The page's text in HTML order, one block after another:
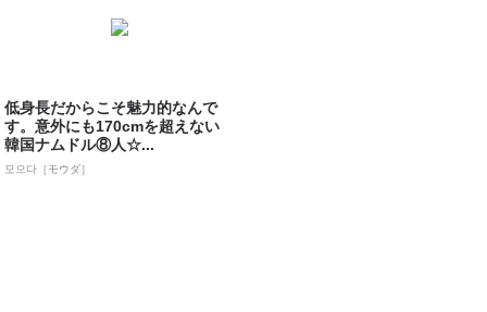
低身長だからこそ魅力的なんで
す。意外にも170cmを超えない
韓国ナムドル⑧人☆...
모으다［モウダ］